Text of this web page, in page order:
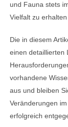
und Fauna stets
Vielfalt zu
Die in diesem
einen detaillierten
vorhandene
aus und bleiben
Veränderungen
erfolgreich